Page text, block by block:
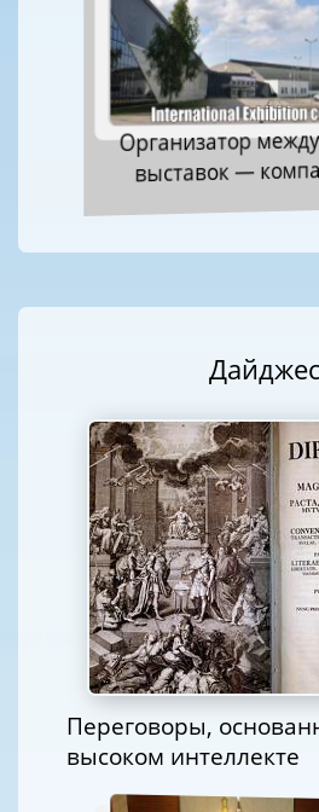
Организатор
выставок —
Переговоры,
высоком интеллекте